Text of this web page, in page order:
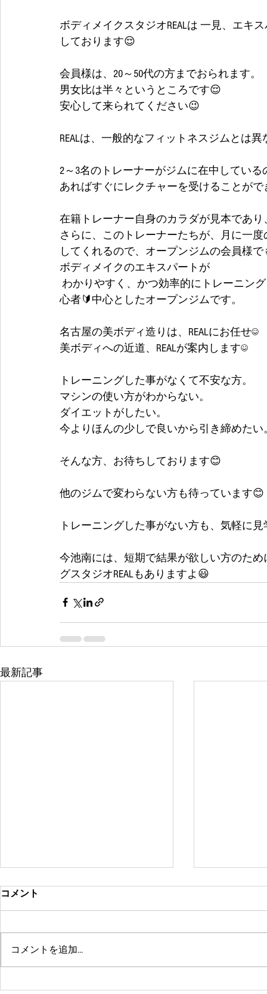
ボディメイクスタジオREALは 一見、エキ
しております😌
会員様は、20～50代の方までおられます。
男女比は半々というところです😌
安心して来られてください😉
REALは、一般的なフィットネスジムとは
2～3名のトレーナーがジムに在中してい
あればすぐにレクチャーを受けることがで
在籍トレーナー自身のカラダが見本であ
さらに、このトレーナーたちが、月に一
してくれるので、オープンジムの会員様
ボディメイクのエキスパートが
心者🔰中心としたオープンジムです。
名古屋の美ボディ造りは、REALにお任せ☺
美ボディへの近道、REALが案内します☺
トレーニングした事がなくて不安な方。
マシンの使い方がわからない。
ダイエットがしたい。
今よりほんの少しで良いから引き締めたい
そんな方、お待ちしております😊
他のジムで変わらない方も待っています😊
トレーニングした事がない方も、気軽に
今池南には、短期で結果が欲しい方のた
グスタジオREALもありますよ😃
最新記事
コメント
コメントを追加…